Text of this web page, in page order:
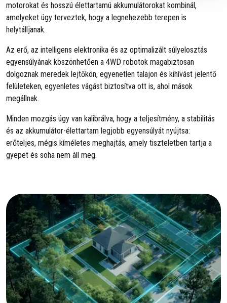
motorokat és hosszú élettartamú akkumulátorokat kombinál,
amelyeket úgy terveztek, hogy a legnehezebb terepen is
helytálljanak.
Az erő, az intelligens elektronika és az optimalizált súlyelosztás
egyensúlyának köszönhetően a 4WD robotok magabiztosan
dolgoznak meredek lejtőkön, egyenetlen talajon és kihívást jelentő
felületeken, egyenletes vágást biztosítva ott is, ahol mások
megállnak.
Minden mozgás úgy van kalibrálva, hogy a teljesítmény, a stabilitás
és az akkumulátor-élettartam legjobb egyensúlyát nyújtsa:
erőteljes, mégis kíméletes meghajtás, amely tiszteletben tartja a
gyepet és soha nem áll meg.